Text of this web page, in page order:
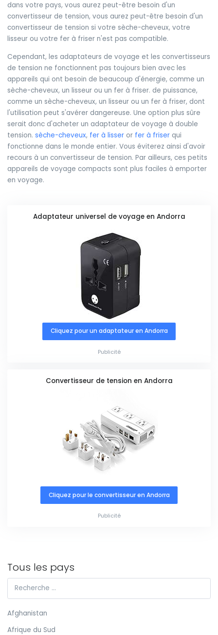
dans votre pays, vous aurez peut-être besoin d'un
convertisseur de tension, vous aurez peut-être besoin d'un
convertisseur de tension si votre sèche-cheveux, votre
lisseur ou votre fer à friser n'est pas compatible.
Cependant, les adaptateurs de voyage et les convertisseurs
de tension ne fonctionnent pas toujours bien avec les
appareils qui ont besoin de beaucoup d'énergie, comme un
sèche-cheveux, un lisseur ou un fer à friser. de puissance,
comme un sèche-cheveux, un lisseur ou un fer à friser, dont
l'utilisation peut s'avérer dangereuse. Une option plus sûre
serait donc d'acheter un adaptateur de voyage à double
tension. sèche-cheveux, fer à lisser or fer à friser qui
fonctionne dans le monde entier. Vous éviterez ainsi d'avoir
recours à un convertisseur de tension. Par ailleurs, ces petits
appareils de voyage compacts sont plus faciles à emporter
en voyage.
Adaptateur universel de voyage en Andorra
Cliquez pour un adaptateur en Andorra
Publicité
Convertisseur de tension en Andorra
Cliquez pour le convertisseur en Andorra
Publicité
Tous les pays
Afghanistan
Afrique du Sud